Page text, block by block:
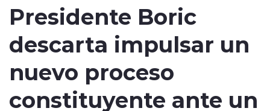
Tendencias
Presidente Boric
descarta impulsar un
nuevo proceso
constituyente ante un